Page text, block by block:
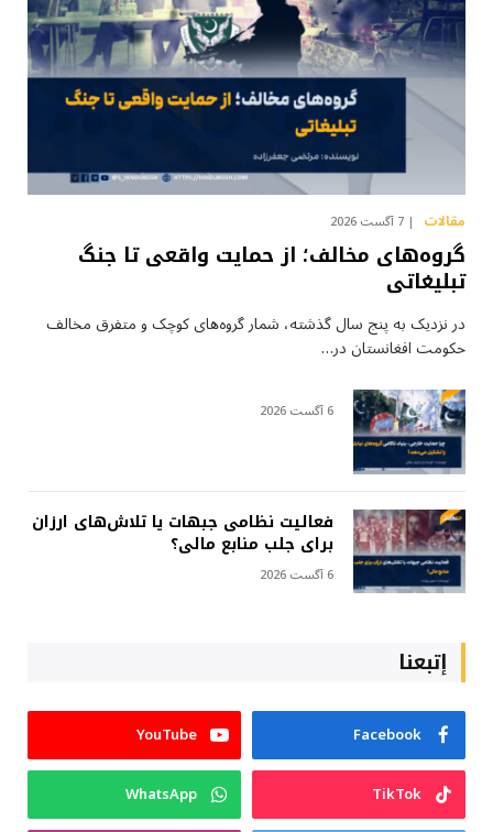
مقالات 7 آگست 2026
گروه‌های مخالف؛ از حمایت واقعی تا جنگ
تبلیغاتی
در نزدیک به پنج سال گذشته، شمار گروه‌های کوچک و متفرق مخالف
حکومت افغانستان در…
6 آگست 2026
فعالیت نظامی جبهات یا تلاش‌های ارزان
برای جلب منابع مالی؟
6 آگست 2026
إتبعنا
Facebook
YouTube
TikTok
WhatsApp